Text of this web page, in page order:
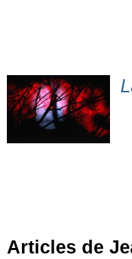
Articles de